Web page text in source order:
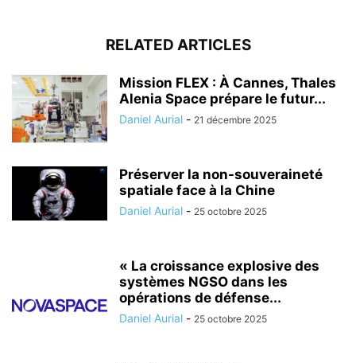
RELATED ARTICLES
Mission FLEX : À Cannes, Thales
Alenia Space prépare le futur...
Daniel Aurial - 21 décembre 2025
Préserver la non-souveraineté
spatiale face à la Chine
Daniel Aurial - 25 octobre 2025
« La croissance explosive des
systèmes NGSO dans les
opérations de défense...
Daniel Aurial - 25 octobre 2025